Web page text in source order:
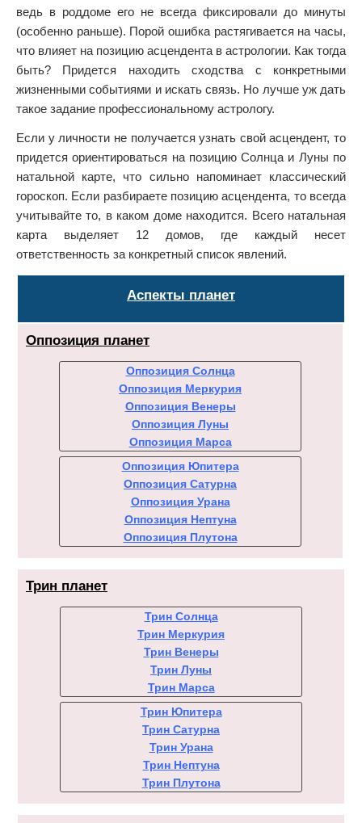
ведь в роддоме его не всегда фиксировали до минуты
(особенно раньше). Порой ошибка растягивается на часы,
что влияет на позицию асцендента в астрологии. Как тогда
быть? Придется находить сходства с конкретными
жизненными событиями и искать связь. Но лучше уж дать
такое задание профессиональному астрологу.
Если у личности не получается узнать свой асцендент, то
придется ориентироваться на позицию Солнца и Луны по
натальной карте, что сильно напоминает классический
гороскоп. Если разбираете позицию асцендента, то всегда
учитывайте то, в каком доме находится. Всего натальная
карта выделяет 12 домов, где каждый несет
ответственность за конкретный список явлений.
Аспекты планет
Оппозиция планет
Оппозиция Солнца
Оппозиция Меркурия
Оппозиция Венеры
Оппозиция Луны
Оппозиция Марса
Оппозиция Юпитера
Оппозиция Сатурна
Оппозиция Урана
Оппозиция Нептуна
Оппозиция Плутона
Трин планет
Трин Солнца
Трин Меркурия
Трин Венеры
Трин Луны
Трин Марса
Трин Юпитера
Трин Сатурна
Трин Урана
Трин Нептуна
Трин Плутона